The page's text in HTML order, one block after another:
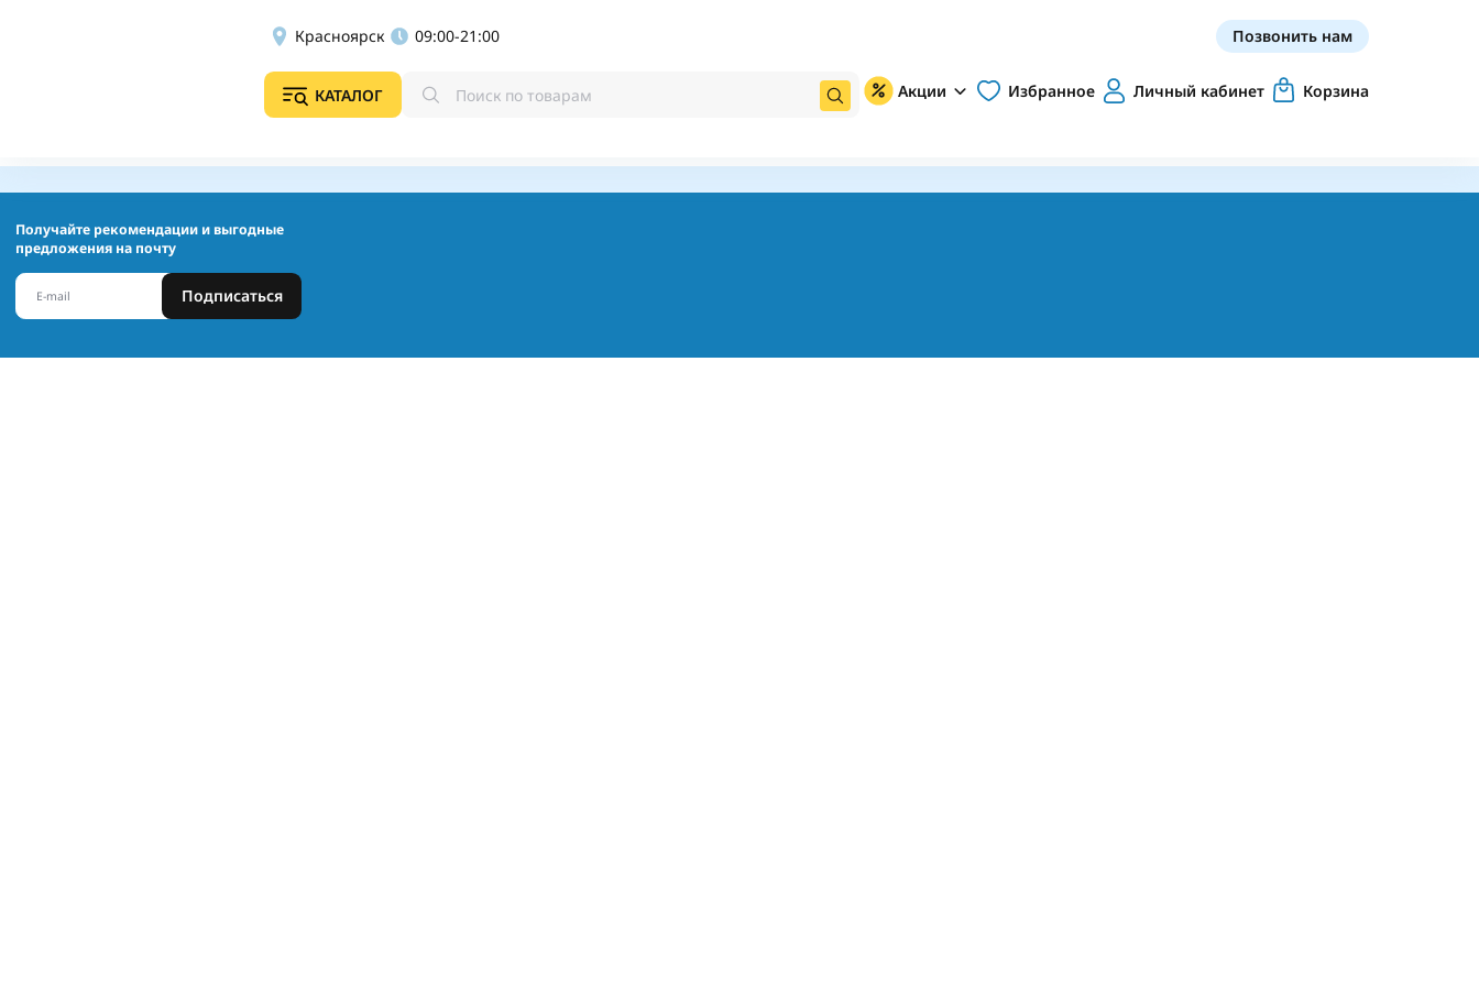
Красноярск 09:00-21:00 Позвонить нам
КАТАЛОГ Акции Избранное Личный кабинет Корзина
Получайте рекомендации и выгодные
предложения на почту
Подписаться